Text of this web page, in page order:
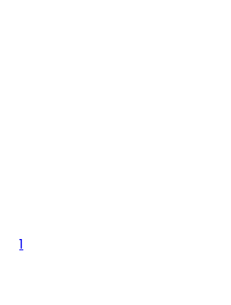
1